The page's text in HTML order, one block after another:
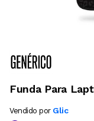
Funda Para
Vendido por Glic